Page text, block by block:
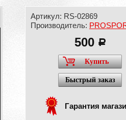
Артикул: RS-02869
Производитель:
500 a
Купить
Быстрый заказ
Гарантия